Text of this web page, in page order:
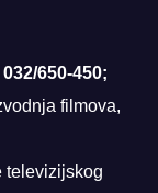
650-450;
filmova,
televizijskog